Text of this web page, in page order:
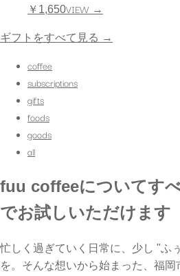
￥1,650VIEW →
ギフトをすべて見る →
coffee
subscriptions
gifts
foods
goods
all
fuu coffeeについてす
でお試しいただけます
忙しく過ぎていく日常に、少し "ふ
を。そんな想いから始まった、福